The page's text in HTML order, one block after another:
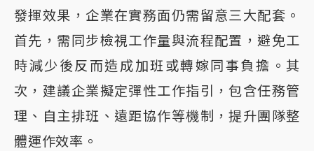
發揮效果，企業在實務面仍需留意三大配套。
首先，需同步檢視工作量與流程配置，避免工
時減少後反而造成加班或轉嫁同事負擔。其
次，建議企業擬定彈性工作指引，包含任務管
理、自主排班、遠距協作等機制，提升團隊整
體運作效率。